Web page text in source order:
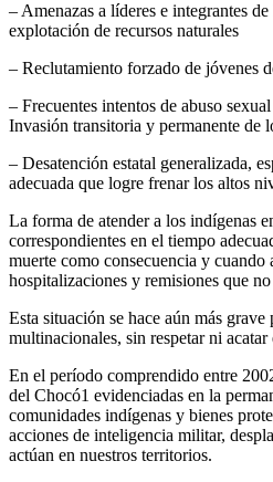
– Amenazas a líderes e integrantes
explotación de recursos naturales
– Reclutamiento forzado de jóvenes
– Frecuentes intentos de abuso
Invasión transitoria y permanente de
– Desatención estatal generalizada,
adecuada que logre frenar los altos
La forma de atender a los indígenas
correspondientes en el tiempo
muerte como consecuencia y
hospitalizaciones y remisiones que
Esta situación se hace aún más
multinacionales, sin respetar ni
En el período comprendido entre
del Chocó1 evidenciadas en la
comunidades indígenas y bienes
acciones de inteligencia militar,
actúan en nuestros territorios.